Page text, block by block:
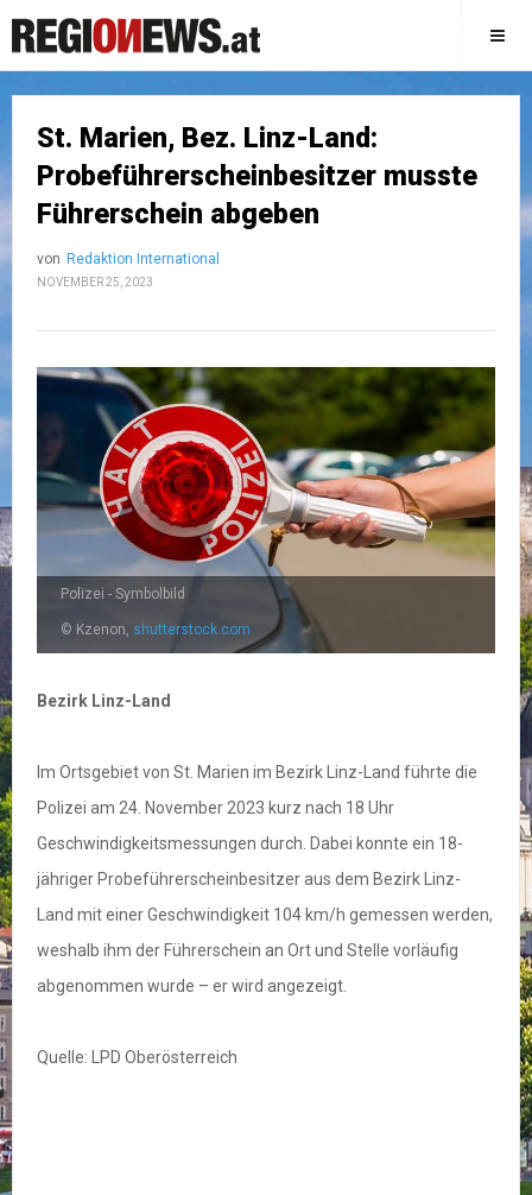
St. Marien, Bez. Linz-Land:
Probeführerscheinbesitzer musste
Führerschein abgeben
von Redaktion International
NOVEMBER 25, 2023
Polizei - Symbolbild
© Kzenon, shutterstock.com
Bezirk Linz-Land
Im Ortsgebiet von St. Marien im Bezirk Linz-Land führte die
Polizei am 24. November 2023 kurz nach 18 Uhr
Geschwindigkeitsmessungen durch. Dabei konnte ein 18-
jähriger Probeführerscheinbesitzer aus dem Bezirk Linz-
Land mit einer Geschwindigkeit 104 km/h gemessen werden,
weshalb ihm der Führerschein an Ort und Stelle vorläufig
abgenommen wurde – er wird angezeigt.
Quelle: LPD Oberösterreich